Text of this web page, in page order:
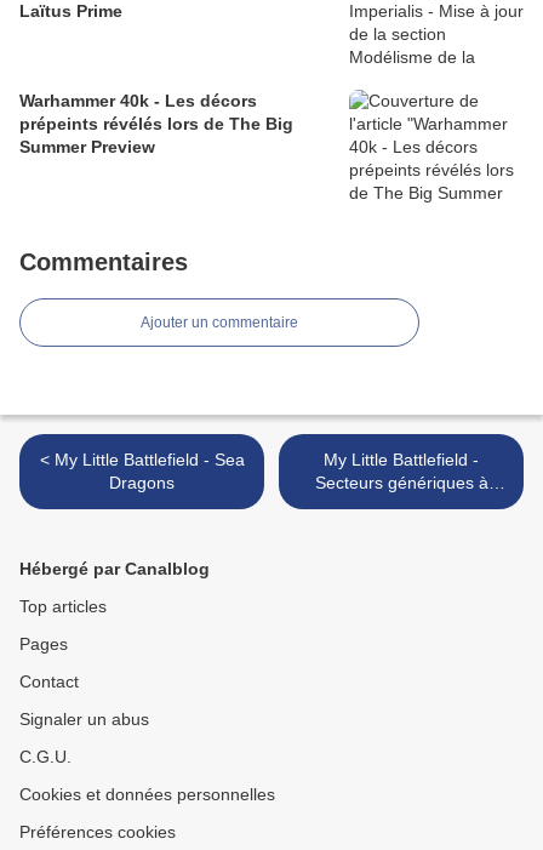
Laïtus Prime
Warhammer 40k - Les décors
prépeints révélés lors de The Big
Summer Preview
Commentaires
Ajouter un commentaire
< My Little Battlefield - Sea
Dragons
My Little Battlefield -
Secteurs génériques à
imprimer >
Hébergé par Canalblog
Top articles
Pages
Contact
Signaler un abus
C.G.U.
Cookies et données personnelles
Préférences cookies